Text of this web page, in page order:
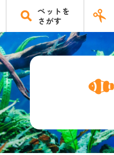
ペットを
さがす